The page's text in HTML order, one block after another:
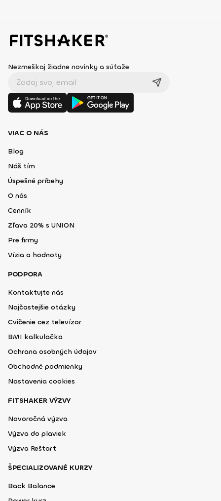
Nezmeškaj žiadne novinky a súťaže
VIAC O NÁS
Blog
Náš tím
Úspešné príbehy
O nás
Cenník
Zľava 20% s UNION
Pre firmy
Vízia a hodnoty
PODPORA
Kontaktujte nás
Najčastejšie otázky
Cvičenie cez televízor
BMI kalkulačka
Ochrana osobných údajov
Obchodné podmienky
Nastavenia cookies
FITSHAKER VÝZVY
Novoročná výzva
Výzva do plaviek
Výzva Reštart
ŠPECIALIZOVANÉ KURZY
Back Balance